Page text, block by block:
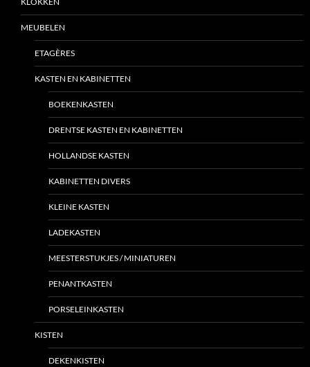
MEUBELEN
ETAGÈRES
KASTEN EN KABINETTEN
BOEKENKASTEN
DRENTSE KASTEN EN KABINETTEN
HOLLANDSE KASTEN
KABINETTEN DIVERS
KLEINE KASTEN
LADEKASTEN
MEESTERSTUKJES / MINIATUREN
PENANTKASTEN
PORSELEINKASTEN
KISTEN
DEKENKISTEN